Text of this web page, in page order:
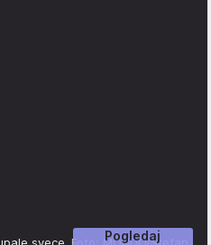
Pogledaj